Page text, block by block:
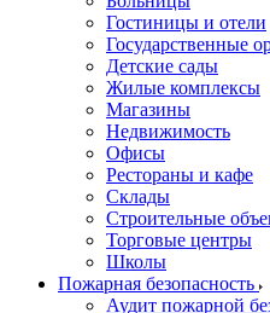
Гостиницы и отели
Государственные
Детские сады
Жилые комплексы
Магазины
Недвижимость
Офисы
Рестораны и кафе
Склады
Строительные
Торговые центры
Школы
Пожарная безопасность
Аудит пожарной